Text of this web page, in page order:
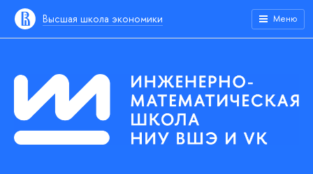
Высшая школа экономики Меню